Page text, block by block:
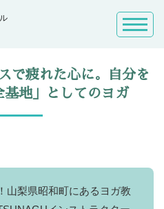
で疲れた心に。自分を
地」としてのヨガ
山梨県昭和町にあるヨガ教